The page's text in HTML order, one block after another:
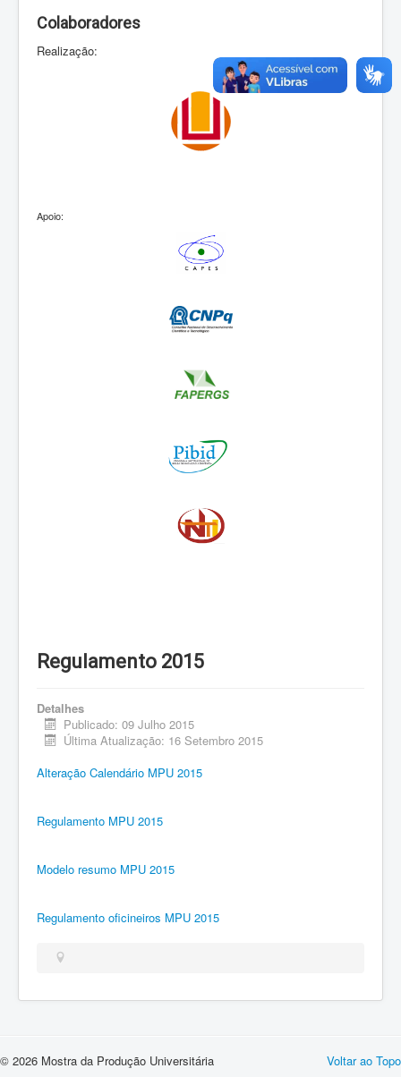
Colaboradores
Realização:
Apoio:
Regulamento 2015
Detalhes
Publicado: 09 Julho 2015
Última Atualização: 16 Setembro 2015
Alteração Calendário MPU 2015
Regulamento MPU 2015
Modelo resumo MPU 2015
Regulamento oficineiros MPU 2015
Voltar ao Topo
© 2026 Mostra da Produção Universitária